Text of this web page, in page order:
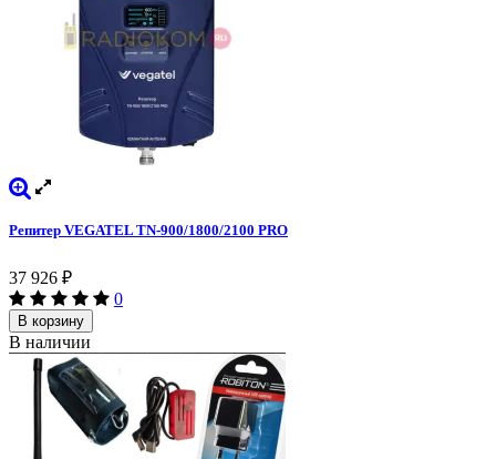
Репитер VEGATEL TN-900/1800/2100 PRO
37 926 ₽
0
В корзину
В наличии